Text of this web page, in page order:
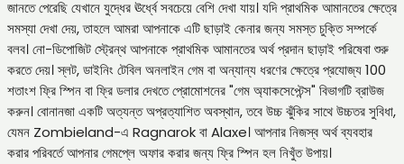
জানতে পেরেছি যেখানে যুদ্ধের ঊর্ধ্বে সবচেয়ে বেশি দেখা যায়। যদি প্রাথমিক আমানতের ক্ষেত্রে
সমস্যা দেখা দেয়, তাহলে আমরা আপনাকে এটি ছাড়াই কেনার জন্য সমস্ত চুক্তি সম্পর্কে
বলব। নো-ডিপোজিট স্ট্রেন্থ আপনাকে প্রাথমিক আমানতের অর্থ প্রদান ছাড়াই পরিষেবা শুরু
করতে দেয়। স্লট, ডাইনিং টেবিল অনলাইন গেম বা অন্যান্য ধরণের ক্ষেত্রে প্রযোজ্য 100
শতাংশ ফ্রি স্পিন বা ফ্রি ডলার দেখতে প্রোমোশনের "গেম অ্যাকসেপ্টেন্স" বিভাগটি ব্রাউজ
করুন। বোনানজা একটি অত্যন্ত অপ্রত্যাশিত অবস্থান, তবে উচ্চ ঝুঁকির সাথে উচ্চতর সুবিধা,
যেমন Zombieland-এ Ragnarok বা Alaxe। আপনার নিজস্ব অর্থ ব্যবহার
করার পরিবর্তে আপনার গেমপ্লে অফার করার জন্য ফ্রি স্পিন হল নিখুঁত উপায়।